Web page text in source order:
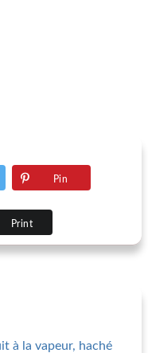
Pin
Print
à la vapeur, haché